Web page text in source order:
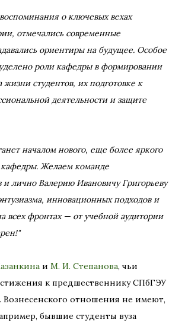
о ключевых вехах
отмечались современные
ориентиры на будущее. Особое
роли кафедры в формировании
жизни студентов, их подготовке к
деятельности и защите
началом нового, еще более яркого
кафедры. Желаем команде
и лично Валерию Ивановичу Григорьеву
инновационных подходов и
всех фронтах — от учебной аудитории
и М. И. Степанова, чьи
к предшественнику СПбГЭУ
отношения не имеют,
бывшие студенты вуза